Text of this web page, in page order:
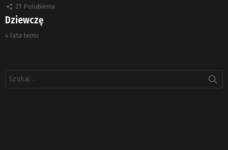
21 Polubienia
Dziewczę
4 lata temu